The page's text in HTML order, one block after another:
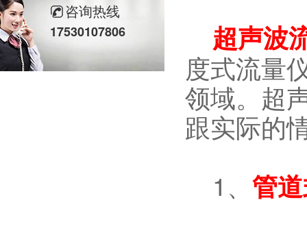
超声波
度式流量
领域。超
跟实际的
1、 管
咨询热线
17530107806